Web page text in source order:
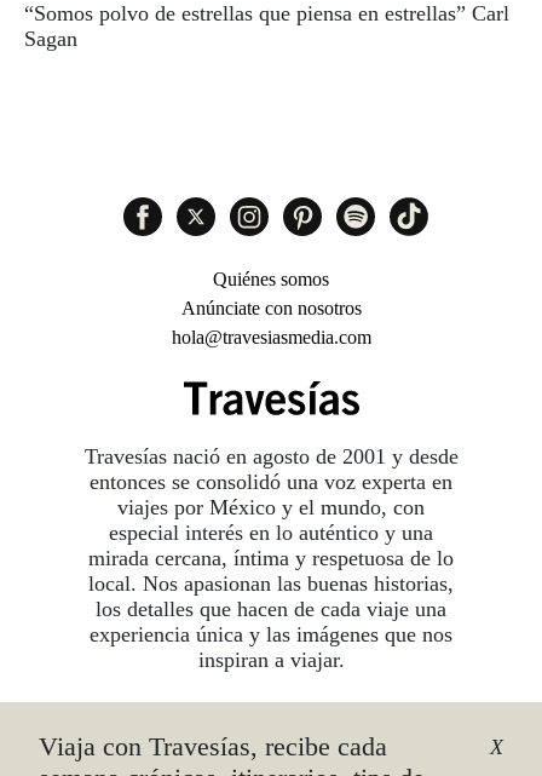
“Somos polvo de estrellas que piensa en estrellas” Carl
Sagan
Viaja con Travesías, recibe cada
X
Travesías nació en agosto de 2001 y desde
entonces se consolidó una voz experta en
viajes por México y el mundo, con
especial interés en lo auténtico y una
mirada cercana, íntima y respetuosa de lo
local. Nos apasionan las buenas historias,
los detalles que hacen de cada viaje una
experiencia única y las imágenes que nos
inspiran a viajar.
Quiénes somos
Anúnciate con nosotros
hola@travesiasmedia.com
©2026 DERECHOS RESERVADOS.
TRAVESÍAS ES UNA MARCA REGISTRADA